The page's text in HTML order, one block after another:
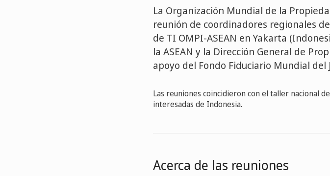
La Organización Mundial de la
reunión de coordinadores regionales
de TI OMPI-ASEAN en Yakarta
la ASEAN y la Dirección General de
apoyo del Fondo Fiduciario Mundial
Las reuniones coincidieron con el taller nacional
interesadas de Indonesia.
Acerca de las reuniones